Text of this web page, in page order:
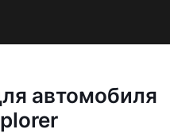
автомобиля